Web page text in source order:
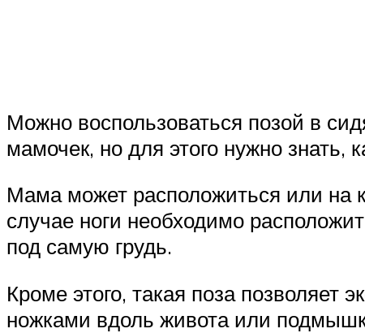
Можно воспользоваться позой в
мамочек, но для этого нужно знать,
Мама может расположиться или на
случае ноги необходимо
под самую грудь.
Кроме этого, такая поза
ножками вдоль живота или